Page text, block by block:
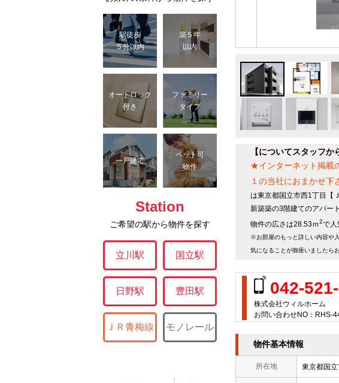
【についてスタッフか
★インターネット掲載
１の当社におまかせ
は東京都国立市西1丁目【
新築築の3階建てのアパー
物件の広さは28.53ｍ2で人
※お部屋のもっと詳しい内容や
気になることが御座いましたら
042-
株式会社ウィルホーム
お問い合わせNO：RHS-
物件基本情報
所在地 東京都国
駅徒歩
５分以内
築５年
以内
オートロック
付き
ファミリー
タイプ
一戸建て
ペット可
物件
Station
ご希望の駅から物件を探す
立川駅 国立駅
日野駅 豊田駅
ＪＲ青梅線 モノレール